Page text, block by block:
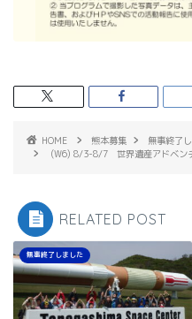
HOME 熊本募集
無事終了
(W6) 8/3-8/7 世界遺産アドベン
RELATED POST
無事終了しました